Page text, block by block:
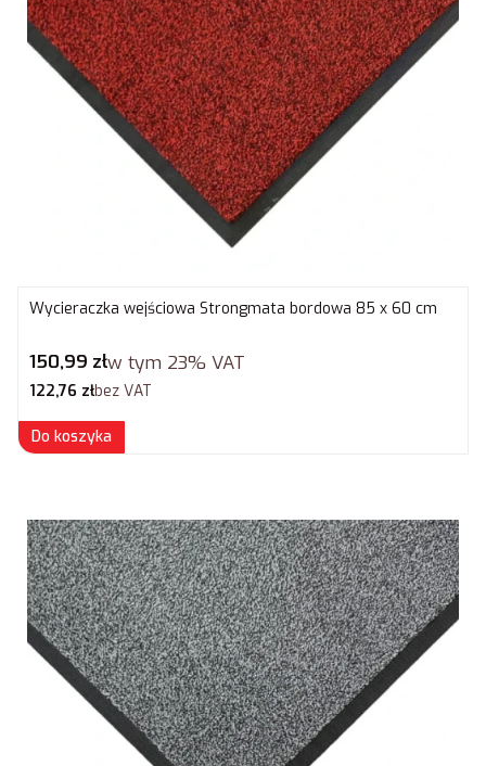
Wycieraczka wejściowa Strongmata bordowa 85 x 60 cm
Cena brutto
150,99 złw tym 23% VAT
Cena netto
122,76 złbez VAT
Do koszyka